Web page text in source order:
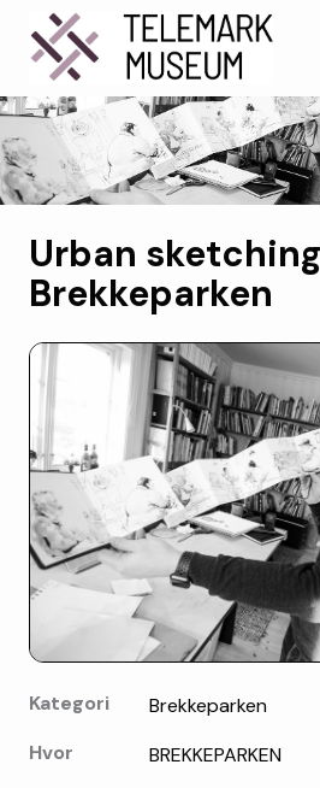
Urban
Brekkeparken
Kategori
Brekkeparken
Hvor
BREKKEPARKEN